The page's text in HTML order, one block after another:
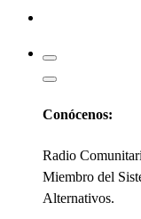
Conócenos:
Radio
Miembro del
Alternativos.